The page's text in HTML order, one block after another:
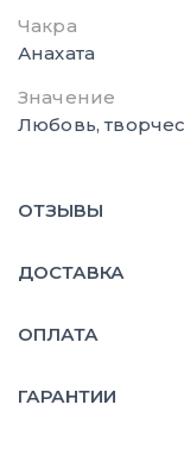
Чакра
Анахата
Значение
Любовь,
ОТЗЫВЫ
ДОСТАВКА
ОПЛАТА
ГАРАНТИИ